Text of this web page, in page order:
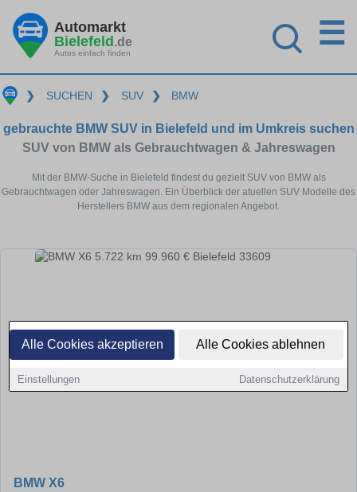
Alle Cookies akzeptieren Alle Cookies ablehnen
Einstellungen Datenschutzerklärung
Automarkt
Bielefeld.de
Autos einfach finden
☰
❯ SUCHEN ❯ SUV ❯ BMW
gebrauchte BMW SUV in Bielefeld und im Umkreis suchen
SUV von BMW als Gebrauchtwagen & Jahreswagen
Mit der BMW-Suche in Bielefeld findest du gezielt SUV von BMW als
Gebrauchtwagen oder Jahreswagen. Ein Überblick der atuellen SUV Modelle des
Herstellers BMW aus dem regionalen Angebot.
BMW X6